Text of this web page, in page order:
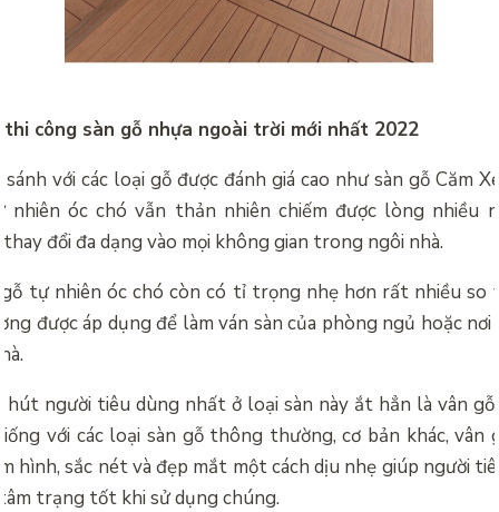
thi công sàn gỗ nhựa ngoài trời mới nhất 2022
với các loại gỗ được đánh giá cao như sàn gỗ Căm
nhiên óc chó vẫn thản nhiên chiếm được lòng nhiều
đổi đa dạng vào mọi không gian trong ngôi nhà.
tự nhiên óc chó còn có tỉ trọng nhẹ hơn rất nhiều so
được áp dụng để làm ván sàn của phòng ngủ hoặc
người tiêu dùng nhất ở loại sàn này ắt hẳn là vân gỗ
với các loại sàn gỗ thông thường, cơ bản khác, vân
hình, sắc nét và đẹp mắt một cách dịu nhẹ giúp người
trạng tốt khi sử dụng chúng.